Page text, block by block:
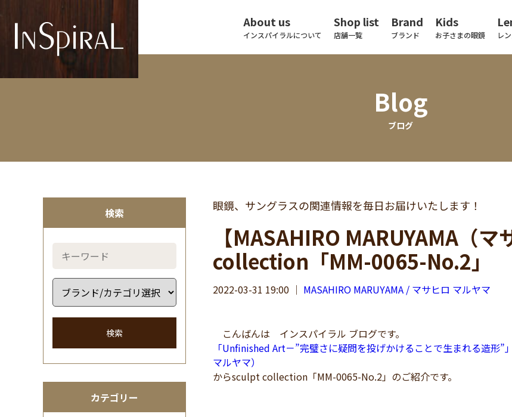
About us
インスパイラルについて
Shop list
店舗一覧
Brand
ブランド
Kids
お子さまの眼鏡 レ
Blog
ブログ
検索
検索
カテゴリー
眼鏡、サングラスの関連情報を毎日お届けいたします！
【MASAHIRO MARUYAMA（
collection「MM-0065-No.2」
2022-03-31 19:00 ｜ MASAHIRO MARUYAMA / マサヒロ マルヤマ
こんばんは インスパイラル ブログです。
「Unfinished Art－”完璧さに疑問を投げかけることで生まれる造形”
マルヤマ）
からsculpt collection「MM-0065-No.2」のご紹介です。